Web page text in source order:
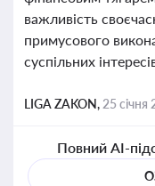
важливість
примусового
суспільних
LIGA ZAKON, 25 січня
Повний AI-